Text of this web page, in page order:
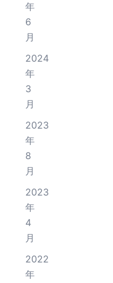
年
6
月
2024
年
3
月
2023
年
8
月
2023
年
4
月
2022
年